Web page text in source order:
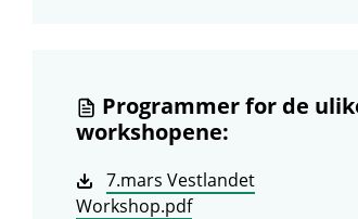
Programmer for de
workshopene:
7.mars Vestlandet
Workshop.pdf